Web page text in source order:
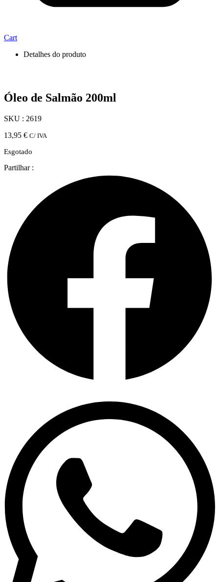
Cart
Detalhes do produto
Óleo de Salmão 200ml
SKU : 2619
13,95 € C/ IVA
Esgotado
Partilhar :